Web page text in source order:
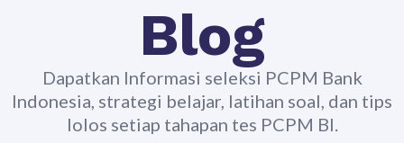
Blog
Dapatkan Informasi seleksi PCPM Bank
Indonesia, strategi belajar, latihan soal, dan tips
lolos setiap tahapan tes PCPM BI.